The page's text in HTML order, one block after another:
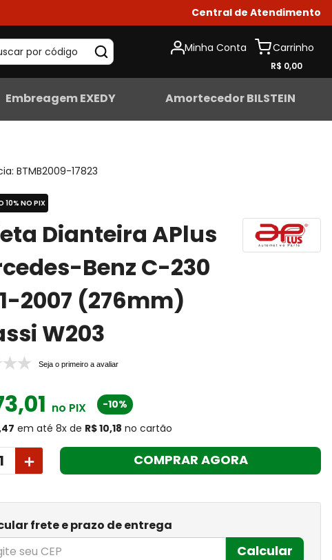
Central de Atendimento
por código Minha Conta
R$ 0,00
Embreagem EXEDY Amortecedor BILSTEIN
:BTMB2009-17823
10% NO PIX
Dianteira APlus
Benz C-230
2007 (276mm)
W203
Seja o primeiro a avaliar
,01 no PIX
-10%
em até 8x de R$ 10,18 no cartão
＋ COMPRAR AGORA
frete e prazo de entrega
Calcular